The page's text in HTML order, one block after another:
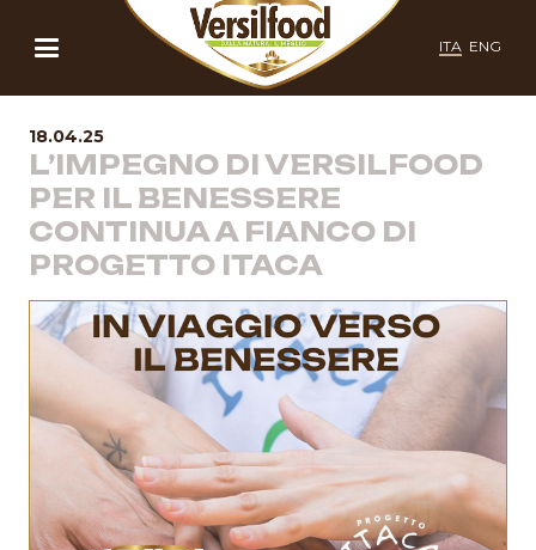
ITA ENG
18.04.25
L’IMPEGNO DI VERSILFOOD
PER IL BENESSERE
CONTINUA A FIANCO DI
PROGETTO ITACA